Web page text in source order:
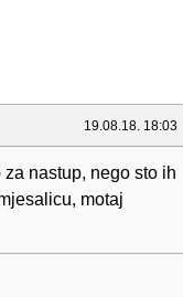
19.08.18. 18:03
nastup, nego sto ih
motaj